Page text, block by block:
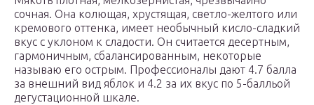
сочная. Она колющая, хрустящая, светло-желтого или
кремового оттенка, имеет необычный кисло-сладкий
вкус с уклоном к сладости. Он считается десертным,
гармоничным, сбалансированным, некоторые
называю его острым. Профессионалы дают 4.7 балла
за внешний вид яблок и 4.2 за их вкус по 5-балльой
дегустационной шкале.